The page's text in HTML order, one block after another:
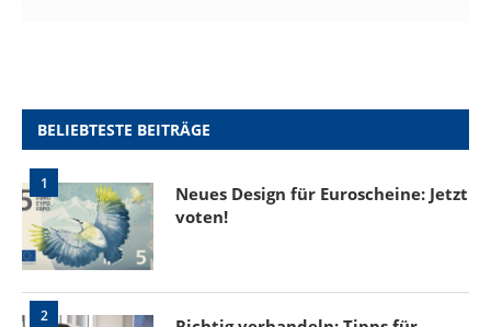
BELIEBTESTE BEITRÄGE
1
Neues Design für Euroscheine: Jetzt
voten!
2